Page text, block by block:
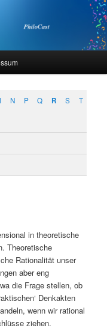
N P Q R S T
in theoretische
Theoretische
Rationalität unser
aber eng
die Frage stellen, ob
Denkakten
wenn wir rational
ziehen.